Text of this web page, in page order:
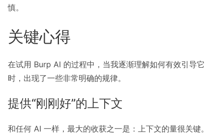
慎。
关键心得
在试用 Burp AI 的过程中，当我逐渐理解如何有效引导它
时，出现了一些非常明确的规律。
提供“刚刚好”的上下文
和任何 AI 一样，最大的收获之一是：上下文的量很关键。